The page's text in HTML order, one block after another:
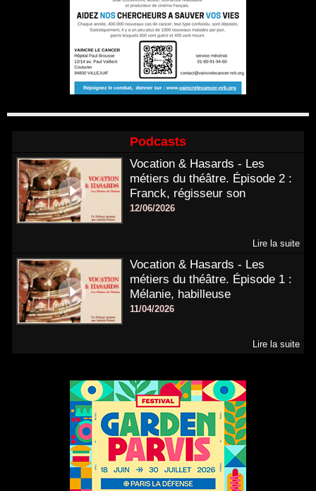
Podcasts
Vocation & Hasards - Les
métiers du théâtre. Épisode 2 :
Franck, régisseur son
12/06/2026
Lire la suite
Vocation & Hasards - Les
métiers du théâtre. Épisode 1 :
Mélanie, habilleuse
11/04/2026
Lire la suite